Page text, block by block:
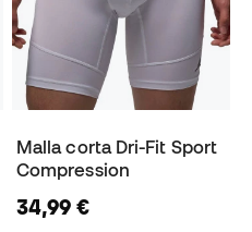
Malla corta Dri-Fit Sport
Compression
34,99 €